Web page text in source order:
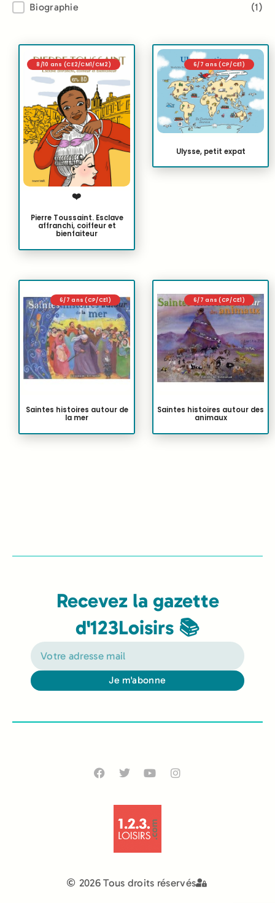
Biographie
(1)
8/10 ans (CE2/CM1/CM2)
❤️
Pierre Toussaint. Esclave
affranchi, coiffeur et
bienfaiteur
6/7 ans (CP/CE1)
Ulysse, petit expat
6/7 ans (CP/CE1)
Saintes histoires autour de
la mer
6/7 ans (CP/CE1)
Saintes histoires autour des
animaux
Recevez la gazette
d'123Loisirs 📚
Je m'abonne
2026 Tous droits réservés